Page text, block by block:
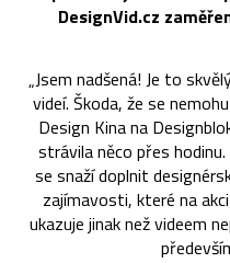
DesignVid.cz
„Jsem nadšená! Je to
videí. Škoda, že se
Design Kina na
strávila něco přes
se snaží doplnit
zajímavosti, které na
ukazuje jinak než videem